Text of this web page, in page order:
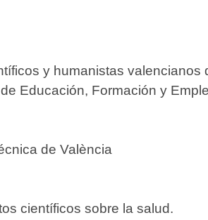
y humanistas valencianos
Educación, Formación y
de València
científicos sobre la salud.